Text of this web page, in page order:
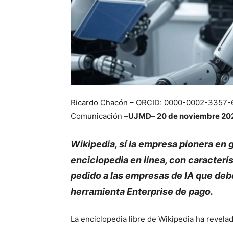
Ricardo Chacón – ORCID: 0000-0002-
Comunicación –UJMD–20 de noviembre
Wikipedia, sí la empresa pionera en
enciclopedia en línea, con
pedido a las empresas de IA que
herramienta Enterprise de pago.
La enciclopedia libre de Wikipedia ha